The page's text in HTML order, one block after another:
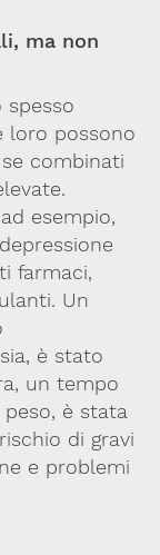
ma non
spesso
loro possono
combinati
esempio,
farmaci,
Un
è stato
un tempo
è stata
di gravi
e problemi
CONTATTACI
SCOPRI DI PIU